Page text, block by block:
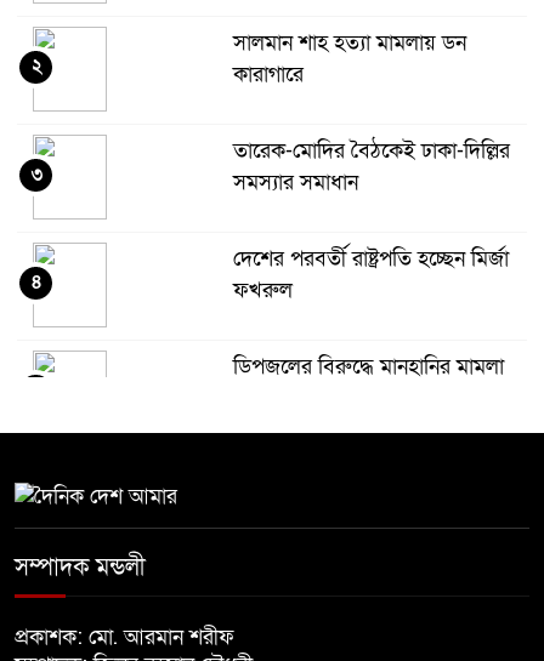
সালমান শাহ হত্যা মামলায় ডন
কারাগারে
২
তারেক-মোদির বৈঠকেই ঢাকা-দিল্লির
সমস্যার সমাধান
৩
দেশের পরবর্তী রাষ্ট্রপতি হচ্ছেন মির্জা
ফখরুল
৪
ডিপজলের বিরুদ্ধে মানহানির মামলা
৬
৭
সম্পাদক মন্ডলী
প্রকাশক: মো. আরমান শরীফ